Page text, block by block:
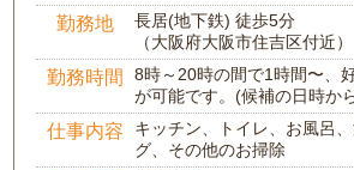
勤務地
長居(地下鉄) 徒歩5分
（大阪府大阪市住吉区付近）
勤務時間
8時～20時の間で1時間〜、
が可能です。(候補の日時か
仕事内容
キッチン、トイレ、お風呂
グ、その他のお掃除